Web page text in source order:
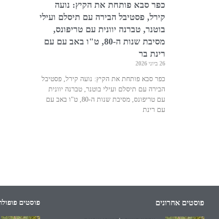
כפר סבא פותחת את הקיץ: נועה
קירל, פסטיבל הבירה עם תיסלם ועילי
בוטנר, טברנה יוונית עם טריפונס,
מסיבת שנות ה-80, ט"ו באב עם עם
רינת בר
26 ביוני 2026
כפר סבא פותחת את הקיץ: נועה קירל, פסטיבל
הבירה עם תיסלם ועילי בוטנר, טברנה יוונית
עם טריפונס, מסיבת שנות ה-80, ט"ו באב עם
עם רינת
פוסטים אחרונים פוסטים